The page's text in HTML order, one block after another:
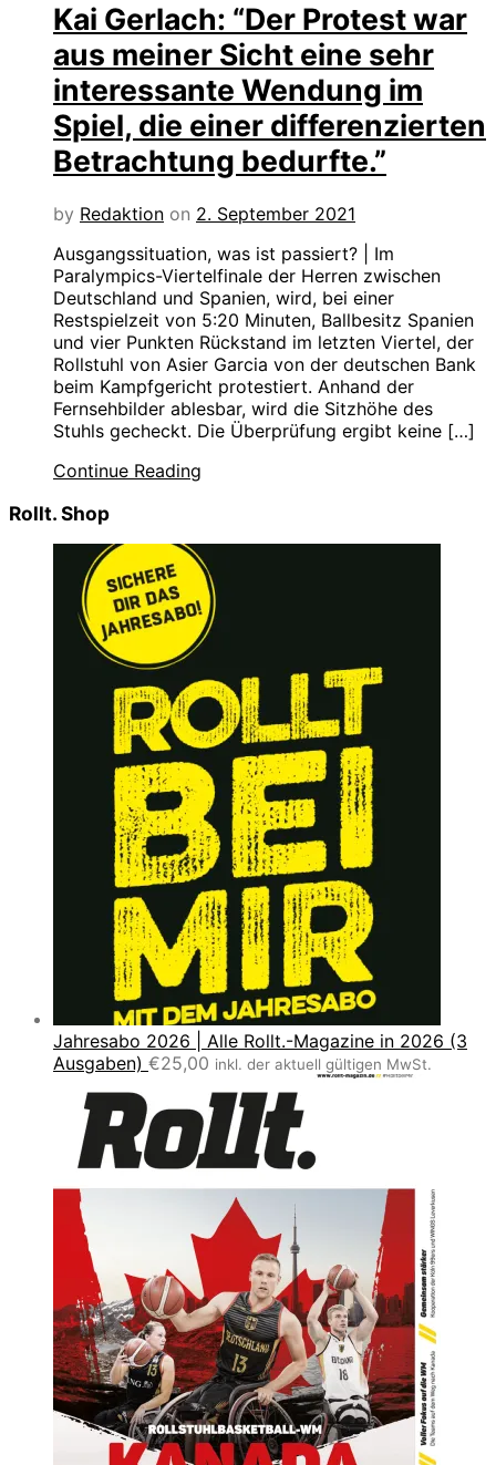
Kai Gerlach: “Der Protest war
aus meiner Sicht eine sehr
interessante Wendung im
Spiel, die einer differenzierten
Betrachtung bedurfte.”
by Redaktion on 2. September 2021
Ausgangssituation, was ist passiert? | Im
Paralympics-Viertelfinale der Herren zwischen
Deutschland und Spanien, wird, bei einer
Restspielzeit von 5:20 Minuten, Ballbesitz Spanien
und vier Punkten Rückstand im letzten Viertel, der
Rollstuhl von Asier Garcia von der deutschen Bank
beim Kampfgericht protestiert. Anhand der
Fernsehbilder ablesbar, wird die Sitzhöhe des
Stuhls gecheckt. Die Überprüfung ergibt keine […]
Continue Reading
Rollt. Shop
Jahresabo 2026 | Alle Rollt.-Magazine in 2026 (3
Ausgaben) €25,00 inkl. der aktuell gültigen MwSt.